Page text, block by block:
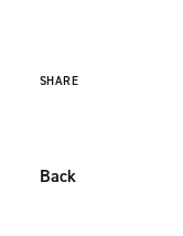
SHARE
Back